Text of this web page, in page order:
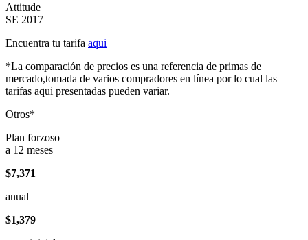
Attitude
SE 2017
Encuentra tu tarifa aqui
*La comparación de precios es una referencia de primas de
mercado,tomada de varios compradores en línea por lo cual las
tarifas aqui presentadas pueden variar.
Otros*
Plan forzoso
a 12 meses
$7,371
anual
$1,379